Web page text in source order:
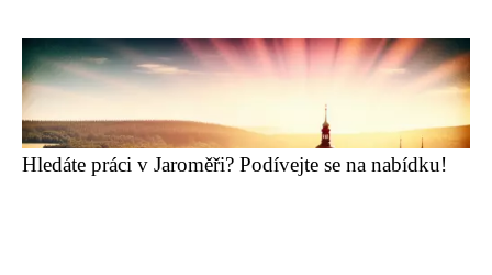
Hledáte práci v Jaroměři? Podívejte se na nabídku!